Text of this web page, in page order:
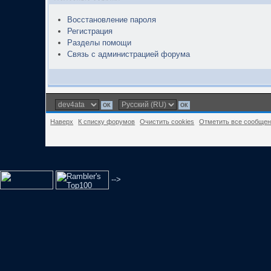
Восстановление пароля
Регистрация
Разделы помощи
Связь с администрацией форума
Наверх К списку форумов Очистить cookies Отметить все
-->